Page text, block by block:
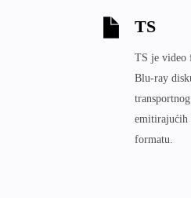
TS
TS je video
Blu-ray
emitirajućih
formatu.